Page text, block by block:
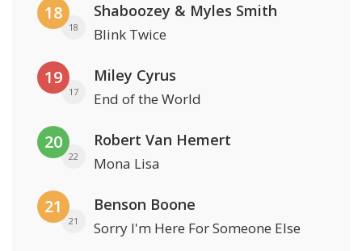
18
18
Shaboozey & Myles Smith
Blink Twice
19
17
Miley Cyrus
End of the World
20
22
Robert Van Hemert
Mona Lisa
21
21
Benson Boone
Sorry I'm Here For Someone Else